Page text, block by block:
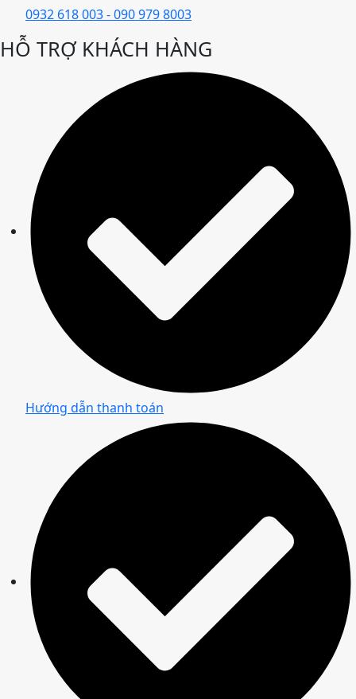
0932 618 003 - 090 979 8003
HỖ TRỢ KHÁCH HÀNG
Hướng dẫn thanh toán